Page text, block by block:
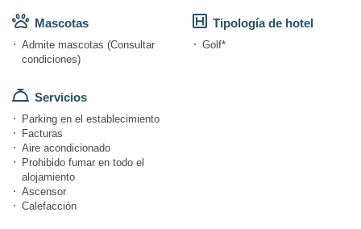
Mascotas
Admite mascotas (Consultar
condiciones)
Servicios
Parking en el establecimiento
Facturas
Aire acondicionado
Prohibido fumar en todo el
alojamiento
Ascensor
Calefacción
Tipología de hotel
Golf*